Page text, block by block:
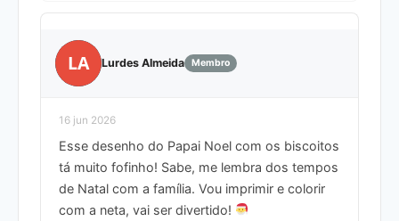
LA Lurdes Almeida Membro
16 jun 2026
Esse desenho do Papai Noel com os biscoitos
tá muito fofinho! Sabe, me lembra dos tempos
de Natal com a família. Vou imprimir e colorir
com a neta, vai ser divertido!